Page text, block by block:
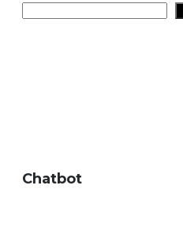
Chatbot